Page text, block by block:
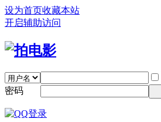
设为首页收藏本站
开启辅助访问
密码